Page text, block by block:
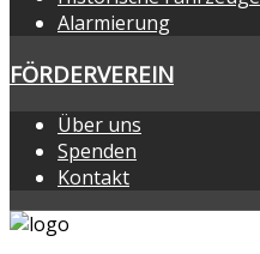
Alarmierung
FÖRDERVEREIN
Über uns
Spenden
Kontakt